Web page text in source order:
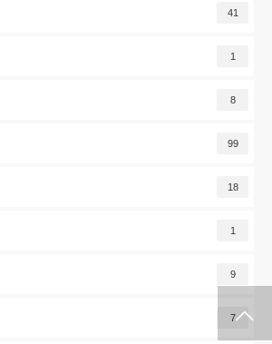
41
1
8
99
18
1
9
7
セミナー案内